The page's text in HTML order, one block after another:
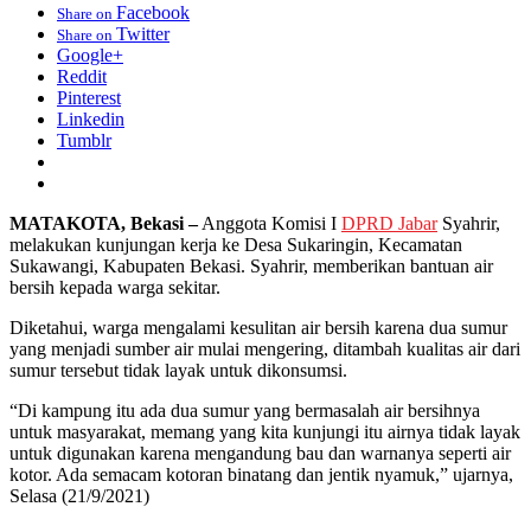
Share on Facebook
Share on Twitter
Google+
Reddit
Pinterest
Linkedin
Tumblr
MATAKOTA, Bekasi –Anggota Komisi I DPRD JabarSyahrir,
melakukan kunjungan kerja ke Desa Sukaringin, Kecamatan
Sukawangi, Kabupaten Bekasi. Syahrir, memberikan bantuan air
bersih kepada warga sekitar.
Diketahui, warga mengalami kesulitan air bersih karena dua sumur
yang menjadi sumber air mulai mengering, ditambah kualitas air dari
sumur tersebut tidak layak untuk dikonsumsi.
“Di kampung itu ada dua sumur yang bermasalah air bersihnya
untuk masyarakat, memang yang kita kunjungi itu airnya tidak layak
untuk digunakan karena mengandung bau dan warnanya seperti air
kotor. Ada semacam kotoran binatang dan jentik nyamuk,” ujarnya,
Selasa (21/9/2021)